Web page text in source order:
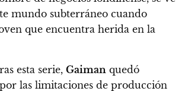
mundo subterráneo cuando
que encuentra herida en la
esta serie, Gaiman quedó
las limitaciones de producción